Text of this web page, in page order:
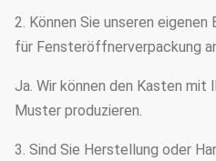
2. Können Sie unseren
für Fensteröffnerverpackung
Ja. Wir können den Kasten mit
Muster produzieren.
3. Sind Sie Herstellung oder